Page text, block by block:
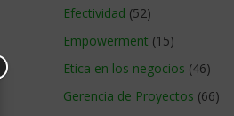
Efectividad (52)
Empowerment (15)
Etica en los negocios (46)
Gerencia de Proyectos (66)